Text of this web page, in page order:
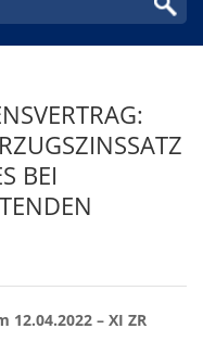
BEI
– XI ZR